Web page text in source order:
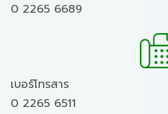
0 2265 6689
เบอร์โทรสาร
0 2265 6511